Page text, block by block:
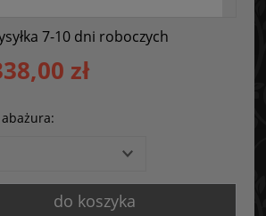
7-10 dni roboczych
zł
do koszyka